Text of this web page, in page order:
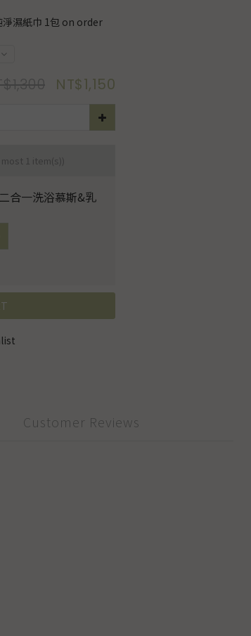
淨濕紙巾 1包 on order
NT$1,150
most 1 item(s))
合一洗浴慕斯&乳
Customer Reviews